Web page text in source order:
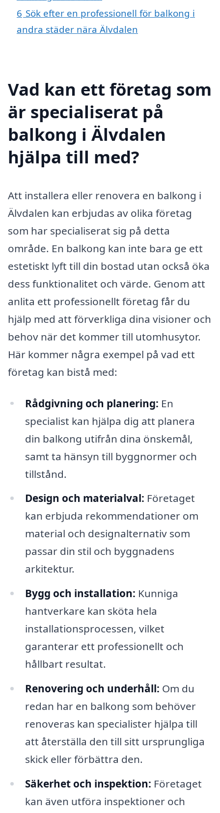
6 Sök efter en professionell för balkong i
andra städer nära Älvdalen
Vad kan ett företag som
är specialiserat på
balkong i Älvdalen
hjälpa till med?
Att installera eller renovera en balkong i
Älvdalen kan erbjudas av olika företag
som har specialiserat sig på detta
område. En balkong kan inte bara ge ett
estetiskt lyft till din bostad utan också öka
dess funktionalitet och värde. Genom att
anlita ett professionellt företag får du
hjälp med att förverkliga dina visioner och
behov när det kommer till utomhusytor.
Här kommer några exempel på vad ett
företag kan bistå med:
Rådgivning och planering: En
specialist kan hjälpa dig att planera
din balkong utifrån dina önskemål,
samt ta hänsyn till byggnormer och
tillstånd.
Design och materialval: Företaget
kan erbjuda rekommendationer om
material och designalternativ som
passar din stil och byggnadens
arkitektur.
Bygg och installation: Kunniga
hantverkare kan sköta hela
installationsprocessen, vilket
garanterar ett professionellt och
hållbart resultat.
Renovering och underhåll: Om du
redan har en balkong som behöver
renoveras kan specialister hjälpa till
att återställa den till sitt ursprungliga
skick eller förbättra den.
Säkerhet och inspektion: Företaget
kan även utföra inspektioner och